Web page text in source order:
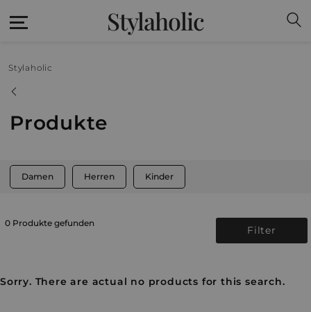
Stylaholic
Stylaholic
Produkte
Damen Herren Kinder
0 Produkte gefunden
Filter
Sorry. There are actual no products for this search.